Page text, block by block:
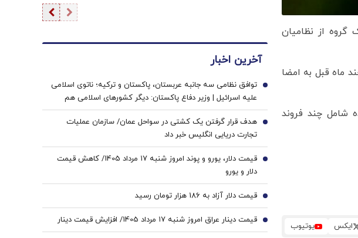
گروه از نظامیان
توافق دفاع استراتژیک مشترک میان ۲ کشور که چند ماه قبل به امضا
شامل چند فروند
ایکس یوتیوب
آخرین اخبار
توافق نظامی سه جانبه عربستان، پاکستان و ترکیه؛ ناتوی اسلامی
علیه اسرائیل | وزیر دفاع پاکستان: دیگر کشورهای اسلامی هم
می‌توانند به این توافق بپیوندند
1
هدف قرار گرفتن یک کشتی در سواحل عمان/ سازمان عملیات
تجارت دریایی انگلیس خبر داد
2
قیمت دلار، یورو و پوند امروز شنبه ۱۷ مرداد 1405/ کاهش قیمت
دلار و یورو
3
قیمت دلار آزاد به 186 هزار تومان رسید 4
قیمت دینار عراق امروز شنبه ۱۷ مرداد 1405/ افزایش قیمت دینار 5